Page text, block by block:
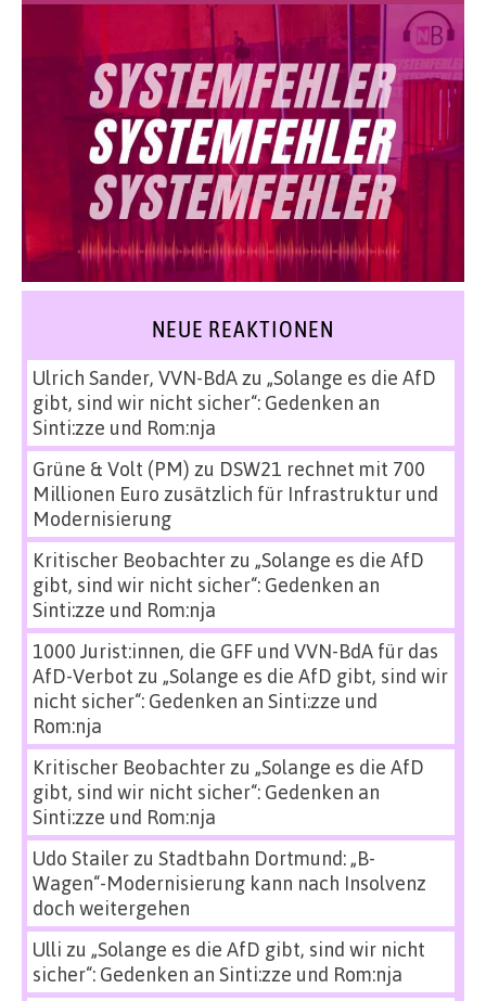
NEUE REAKTIONEN
Ulrich Sander, VVN-BdAzu „Solange es die AfD
gibt, sind wir nicht sicher“: Gedenken an
Sinti:zze und Rom:nja
Grüne & Volt (PM) zu DSW21 rechnet mit 700
Millionen Euro zusätzlich für Infrastruktur und
Modernisierung
Kritischer Beobachterzu „Solange es die AfD
gibt, sind wir nicht sicher“: Gedenken an
Sinti:zze und Rom:nja
1000 Jurist:innen, die GFF und VVN-BdA für das
AfD-Verbot zu „Solange es die AfD gibt, sind wir
nicht sicher“: Gedenken an Sinti:zze und
Rom:nja
Kritischer Beobachterzu „Solange es die AfD
gibt, sind wir nicht sicher“: Gedenken an
Sinti:zze und Rom:nja
Udo Stailerzu Stadtbahn Dortmund: „B-
Wagen“-Modernisierung kann nach Insolvenz
doch weitergehen
Ulli zu „Solange es die AfD gibt, sind wir nicht
sicher“: Gedenken an Sinti:zze und Rom:nja